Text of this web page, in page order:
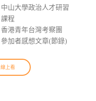
中山大學政治人才研習
課程
香港青年台灣考察團
參加者感想文章(節錄)
線上看